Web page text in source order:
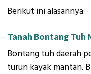
Berikut ini alasannya:
Tanah Bontang Tuh
Bontang tuh daerah
turun kayak mantan.